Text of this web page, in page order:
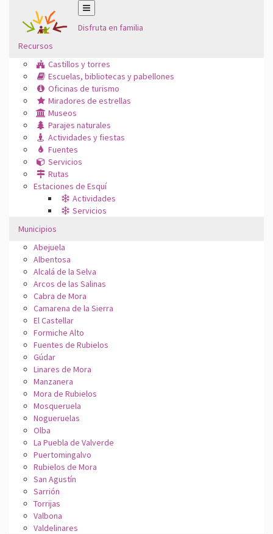
Disfruta en familia
Recursos
Castillos y torres
Escuelas, bibliotecas y pabellones
Oficinas de turismo
Miradores de estrellas
Museos
Parajes naturales
Actividades y fiestas
Fuentes
Servicios
Rutas
Estaciones de Esquí
Actividades
Servicios
Municipios
Abejuela
Albentosa
Alcalá de la Selva
Arcos de las Salinas
Cabra de Mora
Camarena de la Sierra
El Castellar
Formiche Alto
Fuentes de Rubielos
Gúdar
Linares de Mora
Manzanera
Mora de Rubielos
Mosqueruela
Nogueruelas
Olba
La Puebla de Valverde
Puertomingalvo
Rubielos de Mora
San Agustín
Sarrión
Torrijas
Valbona
Valdelinares